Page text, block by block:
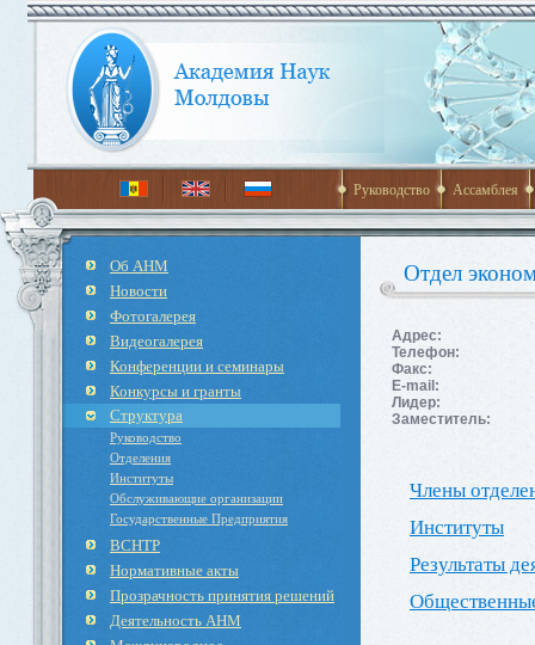
Руководство Ассамблея
Об АНМ
Новости
Фотогалерея
Видеогалерея
Конференции и семинары
Конкурсы и гранты
Структура
Руководство
Отделения
Институты
Обслуживающие организации
Государственные Предприятия
ВСНТР
Нормативные акты
Прозрачность принятия решений
Деятельность АНМ
Отдел
Адрес:
Телефон:
Факс:
E-mail:
Лидер:
Заместитель:
Члены
Институты
Результаты